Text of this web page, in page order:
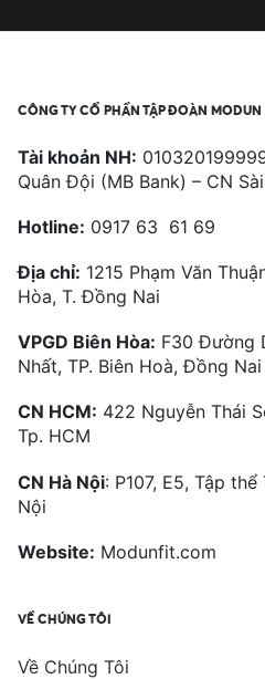
CÔNG TY CỔ PHẦN TẬP ĐOÀN MODUN
Tài khoản NH:
Quân Đội (MB Bank) – CN
Hotline: 0917 63 61 69
Địa chỉ: 1215 Phạm Văn
Hòa, T. Đồng Nai
VPGD Biên Hòa: F30 Đường
Nhất, TP. Biên Hoà, Đồng Nai
CN HCM: 422 Nguyễn Thái
Tp. HCM
CN Hà Nội: P107, E5, Tập
Nội
Website: Modunfit.com
VỀ CHÚNG TÔI
Về Chúng Tôi